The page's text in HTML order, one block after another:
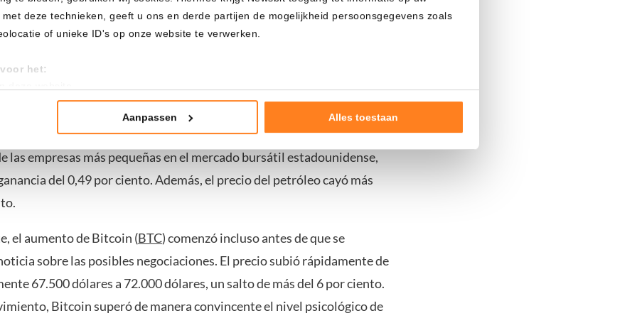
deze technieken, geeft u ons en derde partijen de mogelijkheid persoonsgegevens zoals
of unieke ID's op onze website te verwerken.
het:
te geven om deze technieken te gebruiken voor bovenstaande doelen of maak
uw privacy-instellingen te allen tijde inzien en bijwerken door op de tekst 'cookies' te klikken
informatie: zie ons
Aanpassen Alles toestaan
Dow Jones, S&P 500 y Nasdaq subieron tras las noticias positivas, lo
del Dow Jones (US30) está un 0,10 por ciento al alza, el del S&P 500
y el del Nasdaq 100 un 0,28 por ciento.
las acciones más pequeñas. El futuro del Russell 2000, que sigue el
las empresas más pequeñas en el mercado bursátil estadounidense,
del 0,49 por ciento. Además, el precio del petróleo cayó más
el aumento de Bitcoin (BTC) comenzó incluso antes de que se
sobre las posibles negociaciones. El precio subió rápidamente de
67.500 dólares a 72.000 dólares, un salto de más del 6 por ciento.
Bitcoin superó de manera convincente el nivel psicológico de